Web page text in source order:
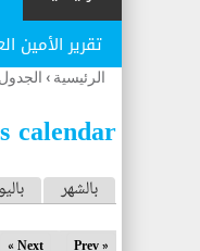
تقرير الأمين
أنت
هنا
الرئيسية ›
calendar
ا
ل
بالشهر